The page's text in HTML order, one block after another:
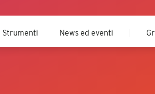
Strumenti News ed eventi